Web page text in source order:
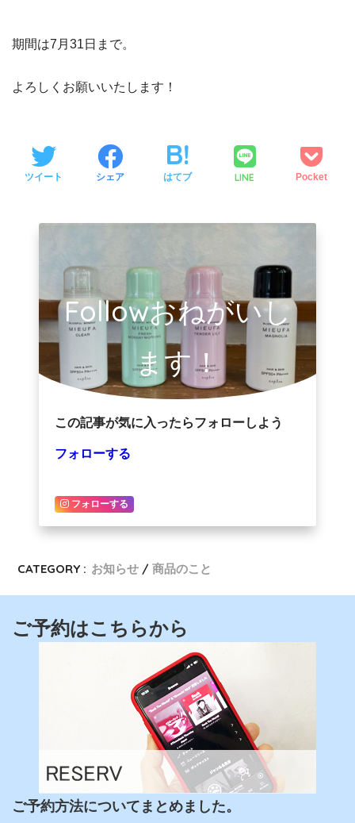
期間は7月31日まで。
よろしくお願いいたします！
ツイート シェア はてブ LINE Pocket
Followおねがいし
ます！
この記事が気に入ったらフォローしよう
フォローする
フォローする
CATEGORY : お知らせ 商品のこと
ご予約はこちらから
ご予約方法についてまとめました。